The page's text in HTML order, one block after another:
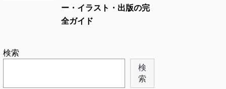
ー・イラスト・出版の完
全ガイド
検索
検
索